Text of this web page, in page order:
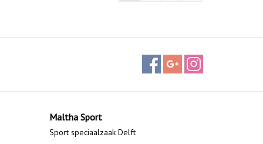
Maltha Sport
Sport speciaalzaak Delft